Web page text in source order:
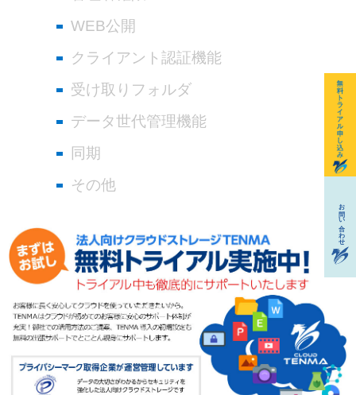
WEB公開
クライアント認証機能
受け取りフォルダ
データ世代管理機能
同期
その他